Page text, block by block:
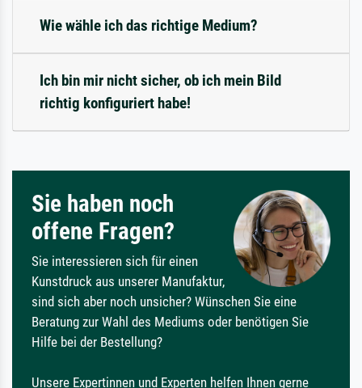
Wie wähle ich das richtige Medium?
Ich bin mir nicht sicher, ob ich mein Bild
richtig konfiguriert habe!
Sie haben noch
offene Fragen?
Sie interessieren sich für einen
Kunstdruck aus unserer Manufaktur,
sind sich aber noch unsicher? Wünschen Sie eine
Beratung zur Wahl des Mediums oder benötigen Sie
Hilfe bei der Bestellung?
Unsere Expertinnen und Experten helfen Ihnen gerne